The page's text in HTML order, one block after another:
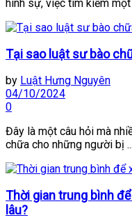
hình sự, việc tìm kiếm một
Tại sao luật sư bào
by Luật Hưng Nguyên
04/10/2024
0
Đây là một câu hỏi mà
chữa cho những người bị ...
Thời gian trung bình
lâu?